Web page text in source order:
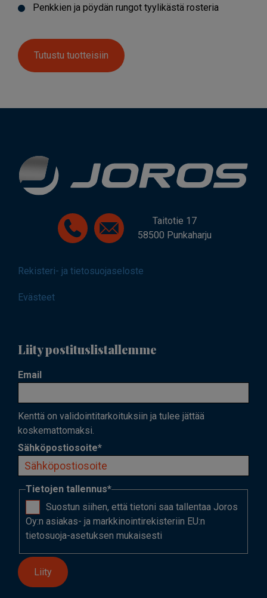
Penkkien ja pöydän rungot tyylikästä rosteria
Tutustu tuotteisiin
Taitotie 17
58500 Punkaharju
Rekisteri- ja tietosuojaseloste
Evästeet
Liity postituslistallemme
Email
Kenttä on validointitarkoituksiin ja tulee jättää
koskemattomaksi.
Sähköpostiosoite*
Tietojen tallennus*
Suostun siihen, että tietoni saa tallentaa Joros
Oy:n asiakas- ja markkinointirekisteriin EU:n
tietosuoja-asetuksen mukaisesti